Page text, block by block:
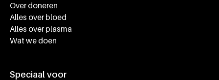
Over doneren
Alles over bloed
Alles over plasma
Wat we doen
Speciaal voor